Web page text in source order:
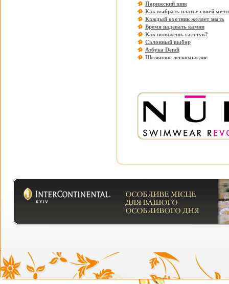
Парижский шик
Как выбрать платье своей
Каждый охотник желает знать
Время надевать камни
Как повяжешь галстук?
Салонный выбор
Азбука Dendi
Шелковое легкомыслие